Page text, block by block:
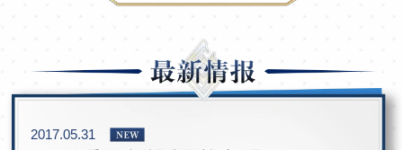
2017.05.31